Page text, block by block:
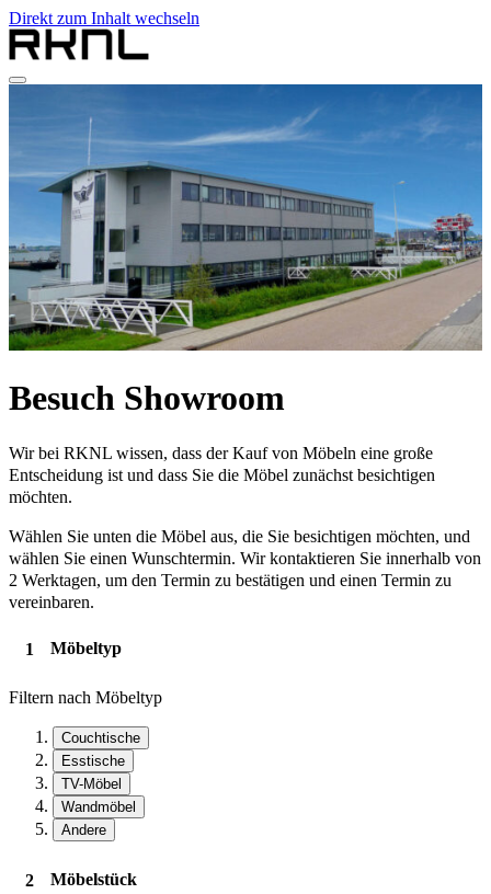
Direkt zum Inhalt wechseln
Produkte
Über RKNL
Kontakt
de
nl
de
fr
en
Besuch Showroom
Wir bei RKNL wissen, dass der Kauf von Möbeln eine große
Entscheidung ist und dass Sie die Möbel zunächst besichtigen
möchten.
Wählen Sie unten die Möbel aus, die Sie besichtigen möchten, und
wählen Sie einen Wunschtermin. Wir kontaktieren Sie innerhalb von
2 Werktagen, um den Termin zu bestätigen und einen Termin zu
vereinbaren.
Möbeltyp
Filtern nach Möbeltyp
Couchtische
Esstische
TV-Möbel
Wandmöbel
Andere
Möbelstück